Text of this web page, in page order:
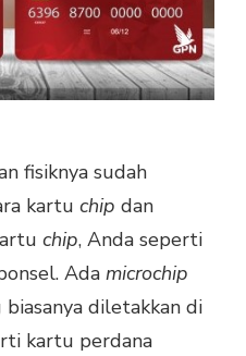
fisiknya sudah
kartu chip dan
chip, Anda seperti
Ada microchip
diletakkan di
kartu perdana